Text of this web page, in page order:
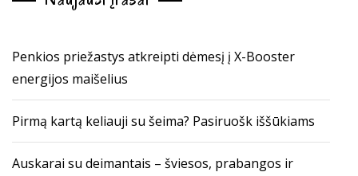
Penkios priežastys atkreipti dėmesį į X-Booster
energijos maišelius
Pirmą kartą keliauji su šeima? Pasiruošk iššūkiams
Auskarai su deimantais – šviesos, prabangos ir